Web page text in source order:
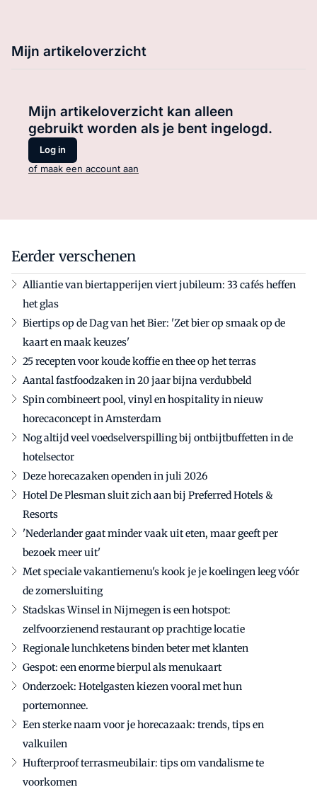
Mijn artikeloverzicht
Mijn artikeloverzicht kan alleen
gebruikt worden als je bent ingelogd.
Log in
of maak een account aan
Eerder verschenen
Alliantie van biertapperijen viert jubileum: 33 cafés heffen
het glas
Biertips op de Dag van het Bier: 'Zet bier op smaak op de
kaart en maak keuzes'
25 recepten voor koude koffie en thee op het terras
Aantal fastfoodzaken in 20 jaar bijna verdubbeld
Spin combineert pool, vinyl en hospitality in nieuw
horecaconcept in Amsterdam
Nog altijd veel voedselverspilling bij ontbijtbuffetten in de
hotelsector
Deze horecazaken openden in juli 2026
Hotel De Plesman sluit zich aan bij Preferred Hotels &
Resorts
'Nederlander gaat minder vaak uit eten, maar geeft per
bezoek meer uit'
Met speciale vakantiemenu's kook je je koelingen leeg vóór
de zomersluiting
Stadskas Winsel in Nijmegen is een hotspot:
zelfvoorzienend restaurant op prachtige locatie
Regionale lunchketens binden beter met klanten
Gespot: een enorme bierpul als menukaart
Onderzoek: Hotelgasten kiezen vooral met hun
portemonnee.
Een sterke naam voor je horecazaak: trends, tips en
valkuilen
Hufterproof terrasmeubilair: tips om vandalisme te
voorkomen